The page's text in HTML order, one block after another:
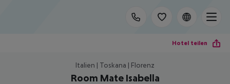
Hotel teilen
Italien | Toskana | Florenz
Room Mate Isabella